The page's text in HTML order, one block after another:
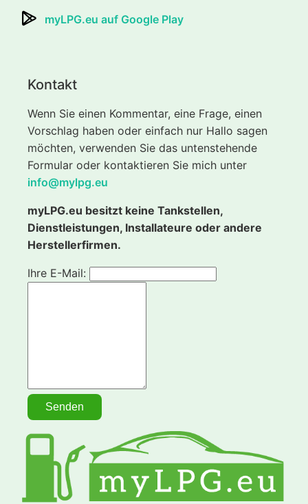
myLPG.eu auf Google Play
Kontakt
Wenn Sie einen Kommentar, eine Frage, einen
Vorschlag haben oder einfach nur Hallo sagen
möchten, verwenden Sie das untenstehende
Formular oder kontaktieren Sie mich unter
info@mylpg.eu
myLPG.eu besitzt keine Tankstellen,
Dienstleistungen, Installateure oder andere
Herstellerfirmen.
Ihre E-Mail: